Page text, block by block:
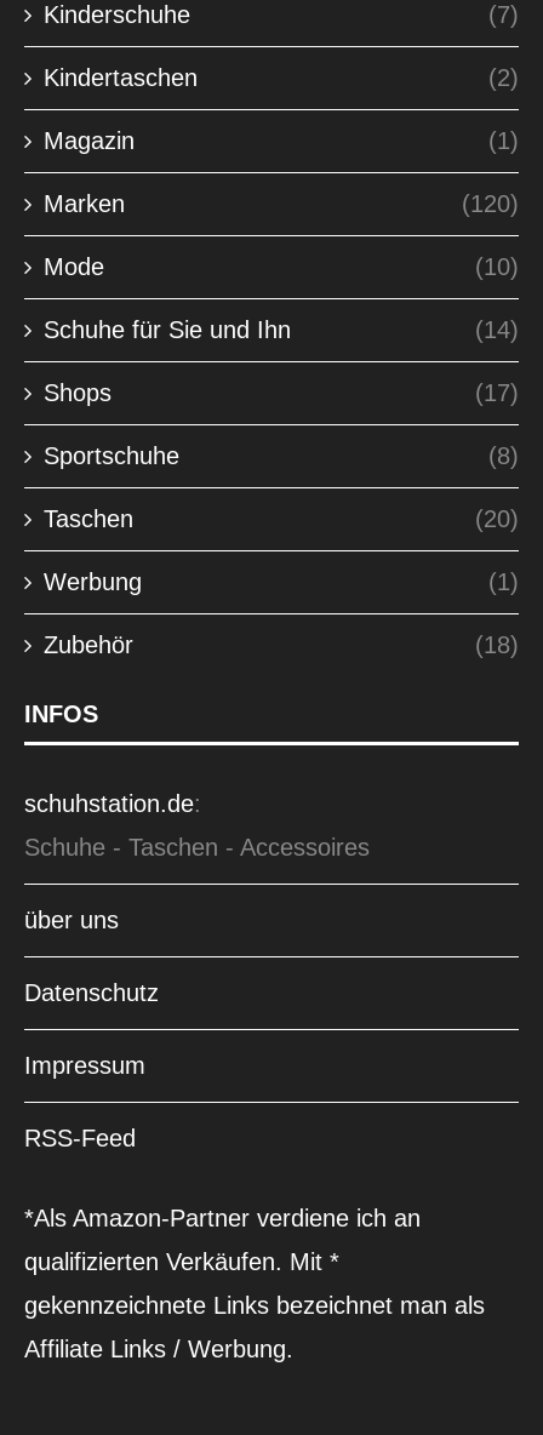
Kinderschuhe (7)
Kindertaschen (2)
Magazin (1)
Marken (120)
Mode (10)
Schuhe für Sie und Ihn (14)
Shops (17)
Sportschuhe (8)
Taschen (20)
Werbung (1)
Zubehör (18)
INFOS
schuhstation.de:
Schuhe - Taschen - Accessoires
über uns
Datenschutz
Impressum
RSS-Feed
*Als Amazon-Partner verdiene ich an
qualifizierten Verkäufen. Mit *
gekennzeichnete Links bezeichnet man als
Affiliate Links / Werbung.